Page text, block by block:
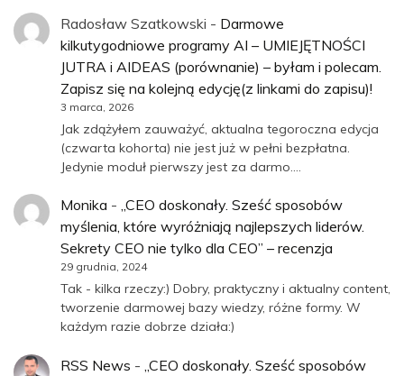
Radosław Szatkowski - Darmowe
kilkutygodniowe programy AI – UMIEJĘTNOŚCI
JUTRA i AIDEAS (porównanie) – byłam i polecam.
Zapisz się na kolejną edycję(z linkami do zapisu)!
3 marca, 2026
Jak zdążyłem zauważyć, aktualna tegoroczna edycja
(czwarta kohorta) nie jest już w pełni bezpłatna.
Jedynie moduł pierwszy jest za darmo.…
Monika - „CEO doskonały. Sześć sposobów
myślenia, które wyróżniają najlepszych liderów.
Sekrety CEO nie tylko dla CEO” – recenzja
29 grudnia, 2024
Tak - kilka rzeczy:) Dobry, praktyczny i aktualny content,
tworzenie darmowej bazy wiedzy, różne formy. W
każdym razie dobrze działa:)
RSS News - „CEO doskonały. Sześć sposobów